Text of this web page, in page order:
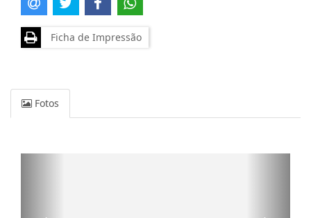
Ficha de Impressão
Fotos